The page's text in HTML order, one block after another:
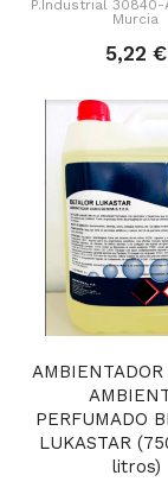
P.Industrial 30840-
Murcia
5,22 €
AMBIENTADOR
PERFUMADO
LUKASTAR
litros)